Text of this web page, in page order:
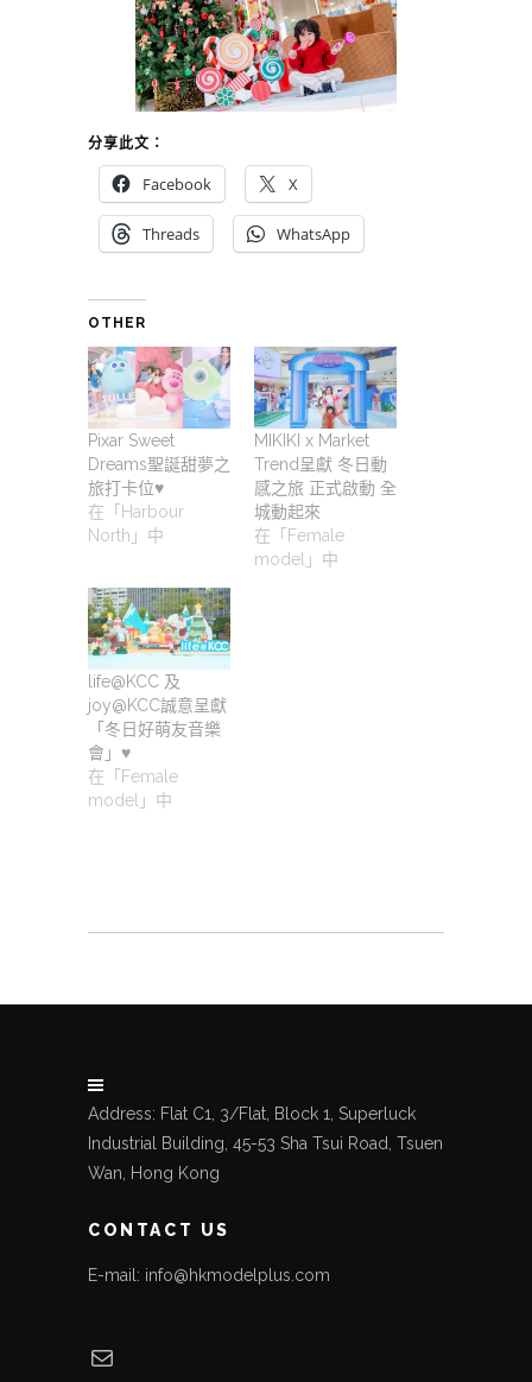
分享此文：
Facebook X
Threads WhatsApp
OTHER
Pixar Sweet
Dreams聖誕甜夢之
旅打卡位♥️
在「Harbour
North」中
MIKIKI x Market
Trend呈獻 冬日動
感之旅 正式啟動 全
城動起來
在「Female
model」中
life@KCC 及
joy@KCC誠意呈獻
「冬日好萌友音樂
會」♥️
在「Female
model」中
Address: Flat C1, 3/Flat, Block 1, Superluck
Industrial Building, 45-53 Sha Tsui Road, Tsuen
Wan, Hong Kong
CONTACT US
E-mail: info@hkmodelplus.com
Mail